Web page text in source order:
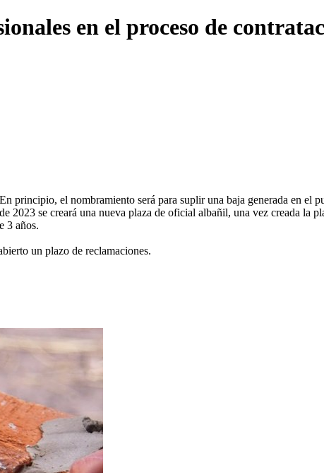
en el proceso de
el nombramiento será para suplir una baja generada en el
2023 se creará una nueva plaza de oficial albañil, una vez creada la
3 años.
un plazo de reclamaciones.